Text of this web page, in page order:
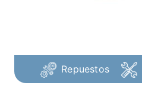
Repuestos